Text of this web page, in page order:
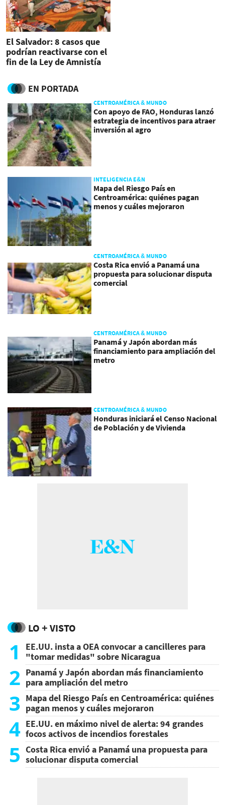
El Salvador: 8 casos que
podrían reactivarse con el
fin de la Ley de Amnistía
EN PORTADA
CENTROAMÉRICA & MUNDO
Con apoyo de FAO, Honduras lanzó
estrategia de incentivos para atraer
inversión al agro
INTELIGENCIA E&N
Mapa del Riesgo País en
Centroamérica: quiénes pagan
menos y cuáles mejoraron
CENTROAMÉRICA & MUNDO
Costa Rica envió a Panamá una
propuesta para solucionar disputa
comercial
CENTROAMÉRICA & MUNDO
Panamá y Japón abordan más
financiamiento para ampliación del
metro
CENTROAMÉRICA & MUNDO
Honduras iniciará el Censo Nacional
de Población y de Vivienda
LO + VISTO
1
EE.UU. insta a OEA convocar a cancilleres para
"tomar medidas" sobre Nicaragua
2 Panamá y Japón abordan más financiamiento
para ampliación del metro
3 Mapa del Riesgo País en Centroamérica: quiénes
pagan menos y cuáles mejoraron
4 EE.UU. en máximo nivel de alerta: 94 grandes
focos activos de incendios forestales
5 Costa Rica envió a Panamá una propuesta para
solucionar disputa comercial